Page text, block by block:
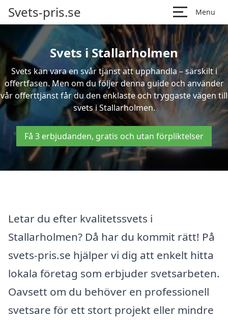
Svets-pris.se Menu
Svets i Stallarholmen
Svets kan vara en svår tjänst att upphandla – särskilt i
offertfasen. Men om du följer denna guide och använder
vår offerttjänst får du den enklaste och tryggaste vägen till
svets i Stallarholmen.
Få 3 erbjudanden, gratis och utan förpliktelser
Letar du efter kvalitetssvets i
Stallarholmen? Då har du kommit rätt! På
svets-pris.se hjälper vi dig att enkelt hitta
lokala företag som erbjuder svetsarbeten.
Oavsett om du behöver en professionell
svetsare för ett stort projekt eller mindre